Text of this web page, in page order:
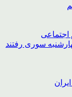
اجتماعی
سوری رفتند